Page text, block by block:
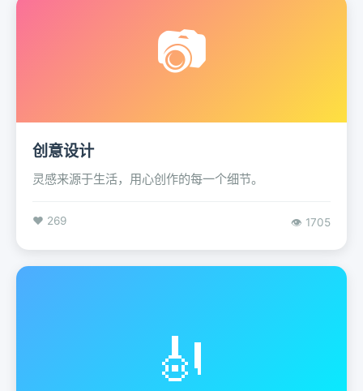
📷
创意设计
灵感来源于生活，用心创作的每一个细节。
❤️ 269 👁️ 1705
🎻